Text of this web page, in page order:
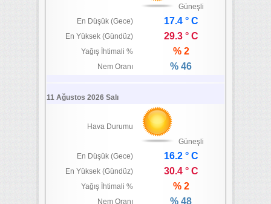
Güneşli
En Düşük (Gece)
17.4 ° C
En Yüksek (Gündüz) 29.3 ° C
Yağış İhtimali % % 2
Nem Oranı % 46
11 Ağustos 2026 Salı
Hava Durumu
Güneşli
En Düşük (Gece)
16.2 ° C
En Yüksek (Gündüz) 30.4 ° C
Yağış İhtimali % % 2
Nem Oranı % 48